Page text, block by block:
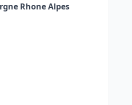
Rhone Alpes